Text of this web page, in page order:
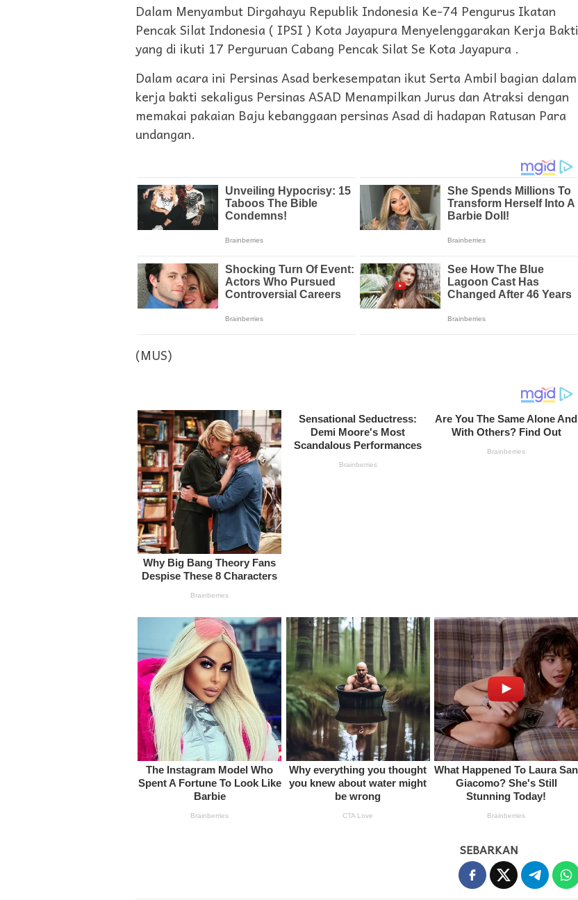
Dalam Menyambut Dirgahayu Republik Indonesia Ke-74 Pengurus Ikatan
Pencak Silat Indonesia ( IPSI ) Kota Jayapura Menyelenggarakan Kerja Bakti
yang di ikuti 17 Perguruan Cabang Pencak Silat Se Kota Jayapura .
Dalam acara ini Persinas Asad berkesempatan ikut Serta Ambil bagian dalam
kerja bakti sekaligus Persinas ASAD Menampilkan Jurus dan Atraksi dengan
memakai pakaian Baju kebanggaan persinas Asad di hadapan Ratusan Para
undangan.
(MUS)
SEBARKAN